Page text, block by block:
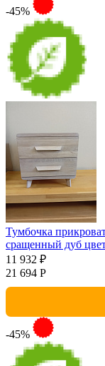
-45%
Тумбочка
сращенный дуб
11 932 ₽
21 694 Р
-45%